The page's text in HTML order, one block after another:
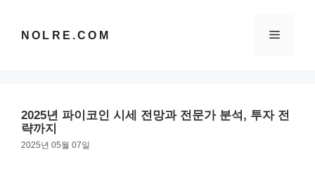
NOLRE.COM 메
2025년 파이코인 시세 전망과 전문가 분석, 투자 전
략까지
2025년 05월 07일